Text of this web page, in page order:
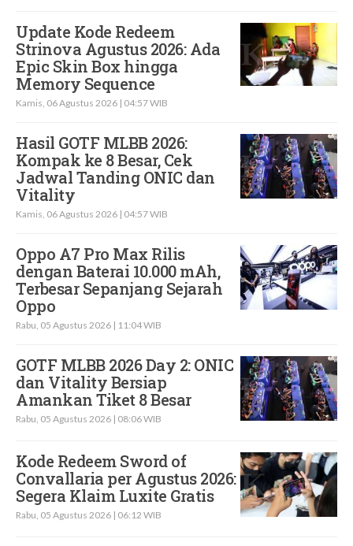
Update Kode Redeem
Strinova Agustus 2026: Ada
Epic Skin Box hingga
Memory Sequence
Kamis, 06 Agustus 2026 | 04:57 WIB
Hasil GOTF MLBB 2026:
Kompak ke 8 Besar, Cek
Jadwal Tanding ONIC dan
Vitality
Kamis, 06 Agustus 2026 | 04:57 WIB
Oppo A7 Pro Max Rilis
dengan Baterai 10.000 mAh,
Terbesar Sepanjang Sejarah
Oppo
Rabu, 05 Agustus 2026 | 11:04 WIB
GOTF MLBB 2026 Day 2: ONIC
dan Vitality Bersiap
Amankan Tiket 8 Besar
Rabu, 05 Agustus 2026 | 08:06 WIB
Kode Redeem Sword of
Convallaria per Agustus 2026:
Segera Klaim Luxite Gratis
Rabu, 05 Agustus 2026 | 06:12 WIB